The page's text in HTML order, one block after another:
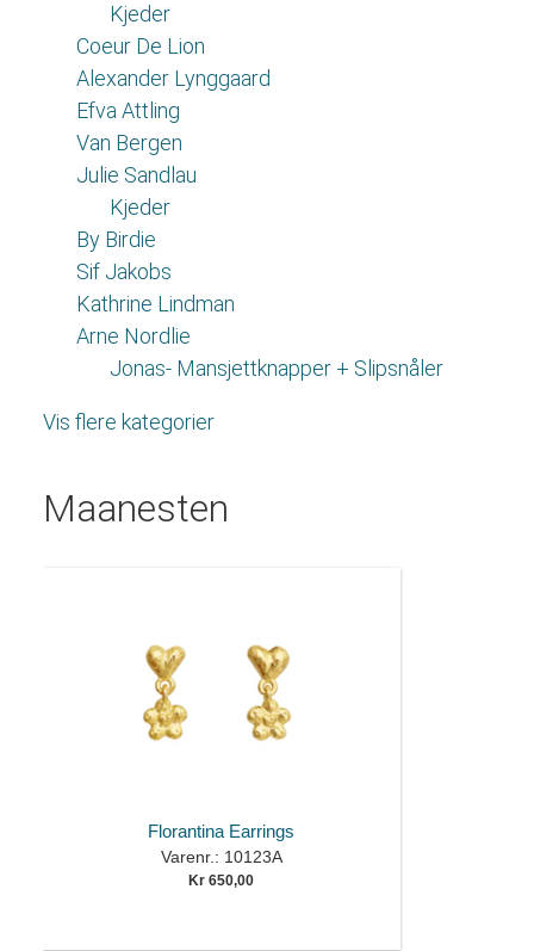
Kjeder
Coeur De Lion
Alexander Lynggaard
Efva Attling
Van Bergen
Julie Sandlau
Kjeder
By Birdie
Sif Jakobs
Kathrine Lindman
Arne Nordlie
Jonas- Mansjettknapper + Slipsnåler
Vis flere kategorier
Maanesten
Florantina Earrings
Varenr.: 10123A
Kr 650,00